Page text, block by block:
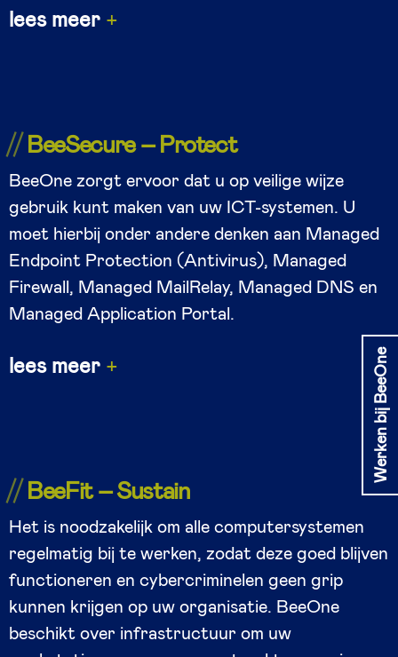
Werken bij BeeOne
lees meer
BeeSecure – Protect
BeeOne zorgt ervoor dat u op veilige wijze
gebruik kunt maken van uw ICT-systemen. U
moet hierbij onder andere denken aan Managed
Endpoint Protection (Antivirus), Managed
Firewall, Managed MailRelay, Managed DNS en
Managed Application Portal.
lees meer
BeeFit – Sustain
Het is noodzakelijk om alle computersystemen
regelmatig bij te werken, zodat deze goed blijven
functioneren en cybercriminelen geen grip
kunnen krijgen op uw organisatie. BeeOne
beschikt over infrastructuur om uw